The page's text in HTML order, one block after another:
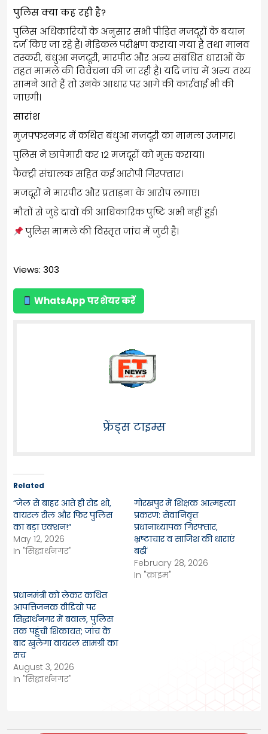
पुलिस क्या कह रही है?
पुलिस अधिकारियों के अनुसार सभी पीड़ित मजदूरों के बयान
दर्ज किए जा रहे हैं। मेडिकल परीक्षण कराया गया है तथा मानव
तस्करी, बंधुआ मजदूरी, मारपीट और अन्य संबंधित धाराओं के
तहत मामले की विवेचना की जा रही है। यदि जांच में अन्य तथ्य
सामने आते हैं तो उनके आधार पर आगे की कार्रवाई भी की
जाएगी।
सारांश
मुजफ्फरनगर में कथित बंधुआ मजदूरी का मामला उजागर।
पुलिस ने छापेमारी कर 12 मजदूरों को मुक्त कराया।
फैक्ट्री संचालक सहित कई आरोपी गिरफ्तार।
मजदूरों ने मारपीट और प्रताड़ना के आरोप लगाए।
मौतों से जुड़े दावों की आधिकारिक पुष्टि अभी नहीं हुई।
पुलिस मामले की विस्तृत जांच में जुटी है।
Views: 303
WhatsApp पर शेयर करें
फ्रेंड्स टाइम्स
Related
“जेल से बाहर आते ही रोड शो,
वायरल रील और फिर पुलिस
का बड़ा एक्शन!”
May 12, 2026
In "सिद्धार्थनगर"
गोरखपुर में शिक्षक आत्महत्या
प्रकरण: सेवानिवृत्त
प्रधानाध्यापक गिरफ्तार,
भ्रष्टाचार व साजिश की धाराएं
बढ़ीं
February 28, 2026
In "क्राइम"
प्रधानमंत्री को लेकर कथित
आपत्तिजनक वीडियो पर
सिद्धार्थनगर में बवाल, पुलिस
तक पहुंची शिकायत; जांच के
बाद खुलेगा वायरल सामग्री का
सच
August 3, 2026
In "सिद्धार्थनगर"